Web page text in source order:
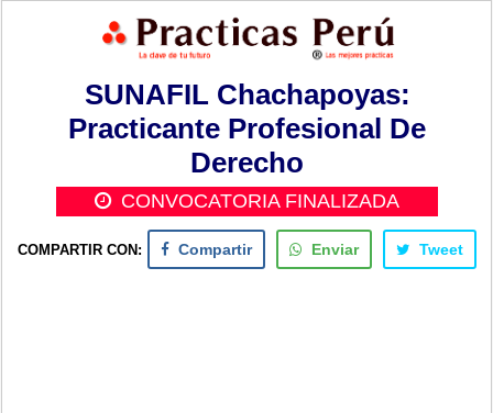
SUNAFIL Chachapoyas:
Practicante Profesional De
Derecho
CONVOCATORIA FINALIZADA
COMPARTIR CON: Compartir Enviar Tweet